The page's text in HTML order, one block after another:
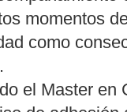
momentos
como
el Master en